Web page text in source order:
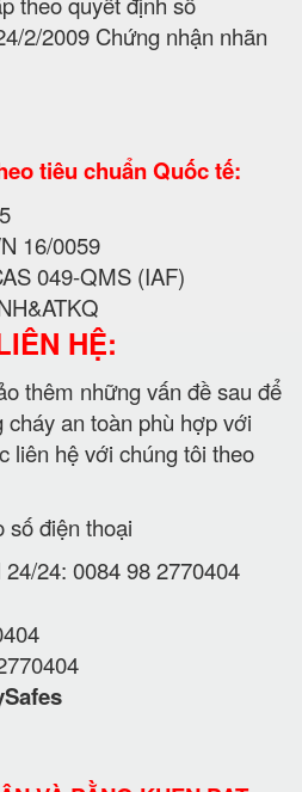
2/2009 Chứng nhận nhãn
tiêu chuẩn Quốc tế:
16/0059
049-QMS (IAF)
HỆ:
thêm những vấn đề sau để
cháy an toàn phù hợp với
liên hệ với chúng tôi theo
điện thoại
24: 0084 98 2770404